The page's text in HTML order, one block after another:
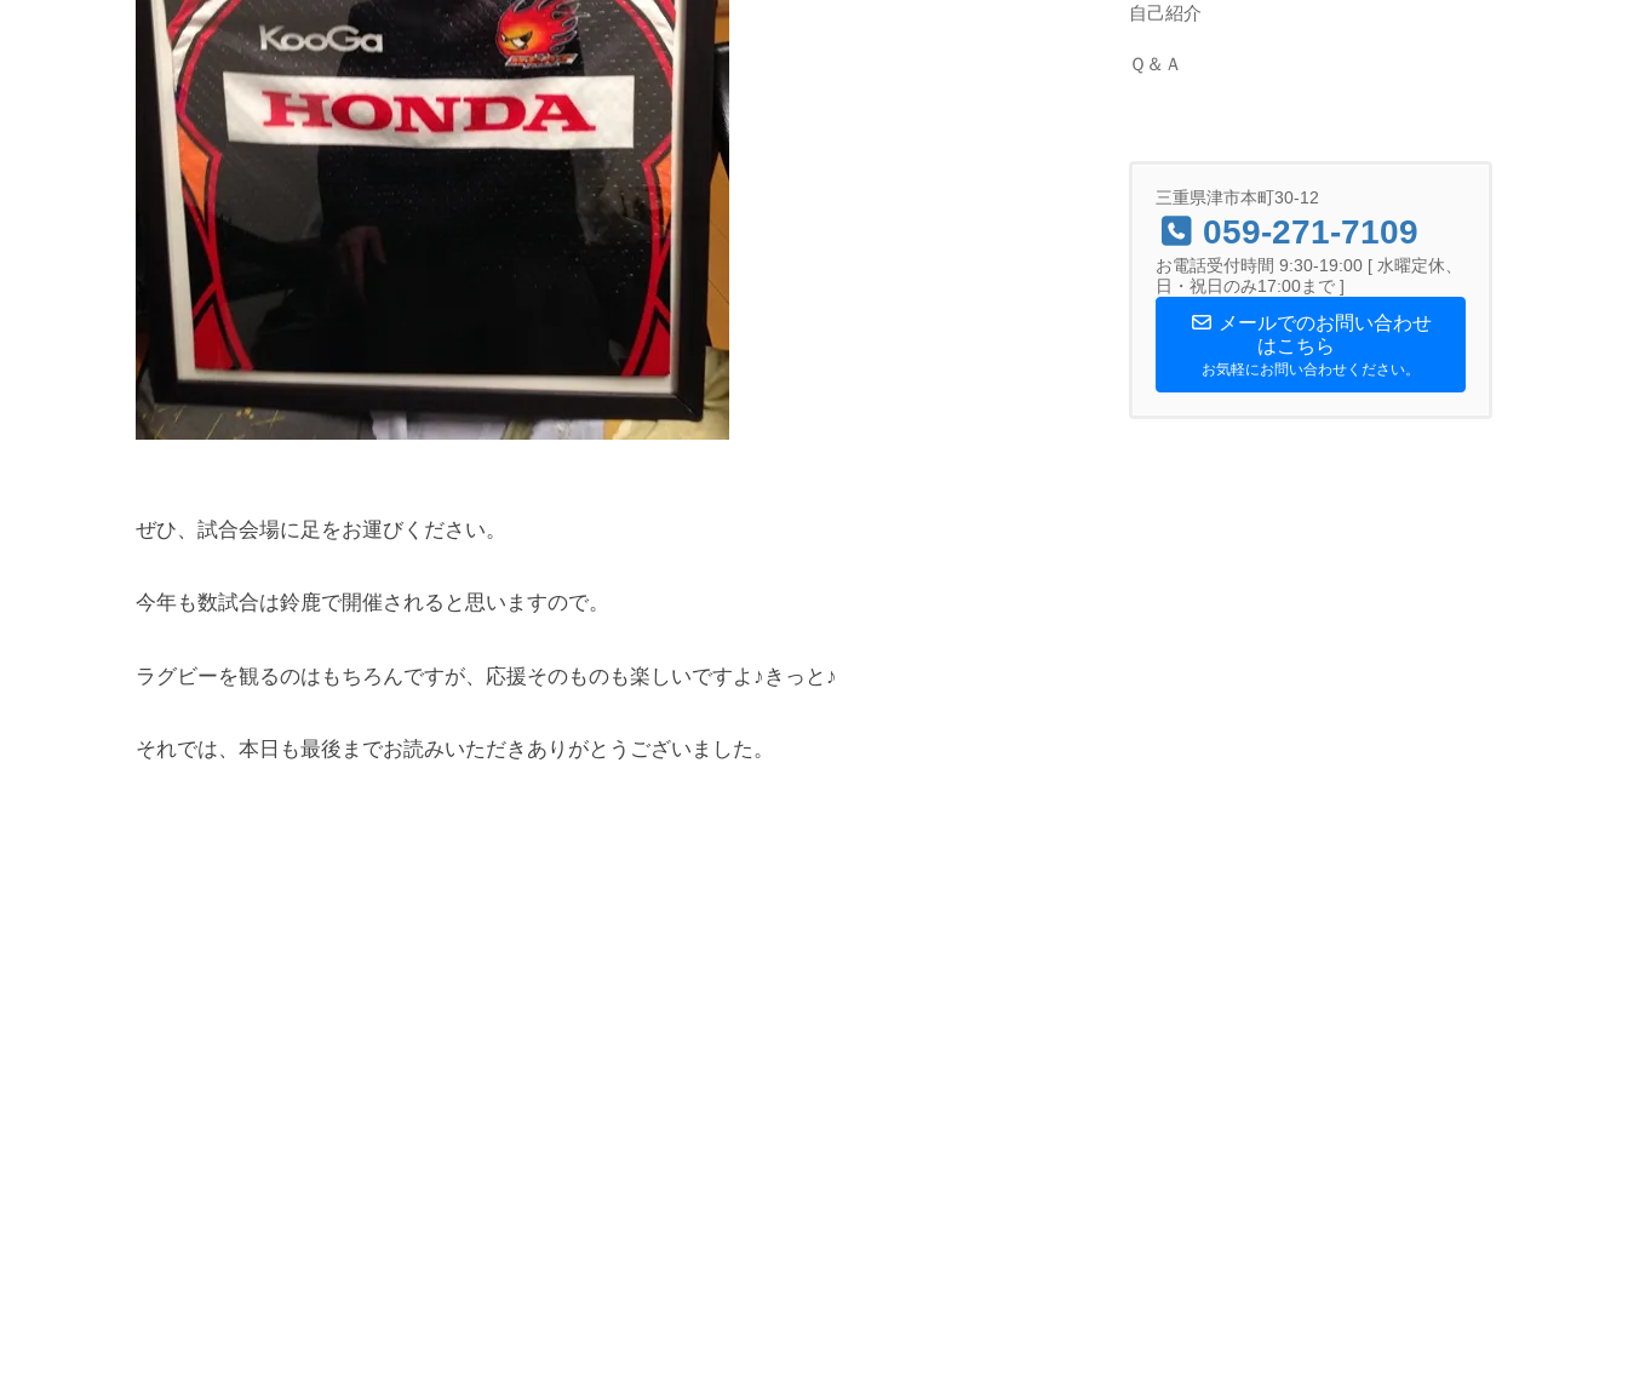
ぜひ、試合会場に足をお運びください。
今年も数試合は鈴鹿で開催されると思いますので。
ラグビーを観るのはもちろんですが、応援そのものも楽しいですよ♪きっと♪
それでは、本日も最後までお読みいただきありがとうございました。
自己紹介
Ｑ＆Ａ
三重県津市本町30-12
059-271-7109
お電話受付時間 9:30-19:00 [ 水曜定休、
日・祝日のみ17:00まで ]
メールでのお問い合わせ
はこちら
お気軽にお問い合わせください。